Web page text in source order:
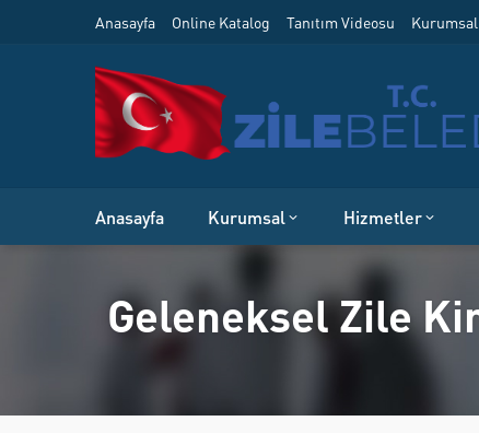
Anasayfa Online Katalog Tanıtım Videosu
Anasayfa Kurumsal Hizmetler
Geleneksel Zile